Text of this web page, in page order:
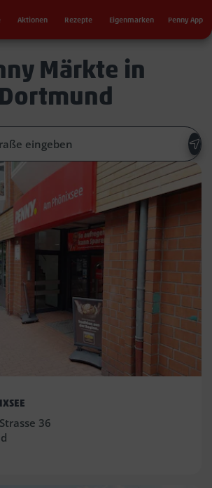
Aktionen Rezepte Eigenmarken Penny App
Märkte in
Dortmund
36